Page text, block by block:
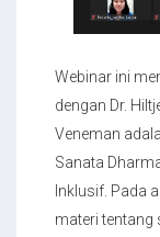
Webinar ini
dengan Dr.
Veneman
Sanata
Inklusif. Pada
materi tentang